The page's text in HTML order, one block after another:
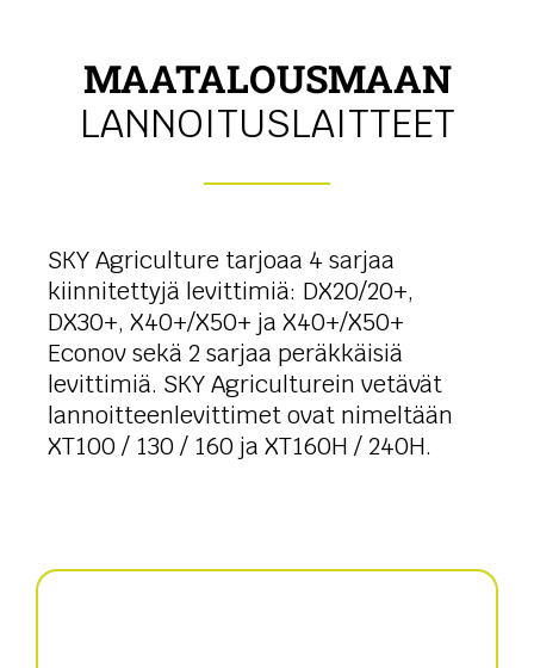
MAATALOUSMAAN
LANNOITUSLAITTEET
SKY Agriculture tarjoaa 4 sarjaa
kiinnitettyjä levittimiä: DX20/20+,
DX30+, X40+/X50+ ja X40+/X50+
Econov sekä 2 sarjaa peräkkäisiä
levittimiä. SKY Agriculturein vetävät
lannoitteenlevittimet ovat nimeltään
XT100 / 130 / 160 ja XT160H / 240H.